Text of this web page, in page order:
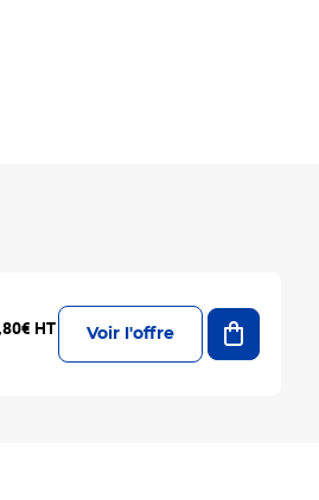
HT Voir l'offre
Ajouter